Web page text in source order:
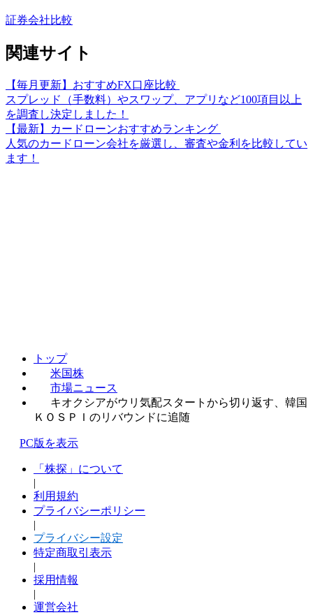
証券会社比較
関連サイト
【毎月更新】おすすめFX口座比較
スプレッド（手数料）やスワップ、アプリなど100項目以上
を調査し決定しました！
【最新】カードローンおすすめランキング
人気のカードローン会社を厳選し、審査や金利を比較してい
ます！
トップ
米国株
市場ニュース
キオクシアがウリ気配スタートから切り返す、韓国
ＫＯＳＰＩのリバウンドに追随
PC版を表示
「株探」について
|
利用規約
プライバシーポリシー
|
プライバシー設定
特定商取引表示
|
採用情報
|
運営会社